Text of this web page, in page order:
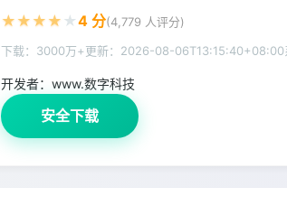
★ ★ ★ ★ ★4 分(4,779 人评分)
下载：3000万+更新： 2026-08-06T13:15:40+08:00
开发者： www.数字科技
安全下载